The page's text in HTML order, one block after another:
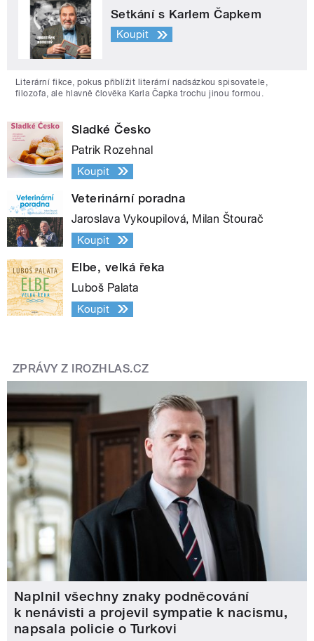
Setkání s Karlem Čapkem
Koupit
Literární fikce, pokus přiblížit literární nadsázkou spisovatele,
filozofa, ale hlavně člověka Karla Čapka trochu jinou formou.
Sladké Česko
Patrik Rozehnal
Koupit
Veterinární poradna
Jaroslava Vykoupilová, Milan Štourač
Koupit
Elbe, velká řeka
Luboš Palata
Koupit
ZPRÁVY Z IROZHLAS.CZ
Naplnil všechny znaky podněcování
k nenávisti a projevil sympatie k nacismu,
napsala policie o Turkovi